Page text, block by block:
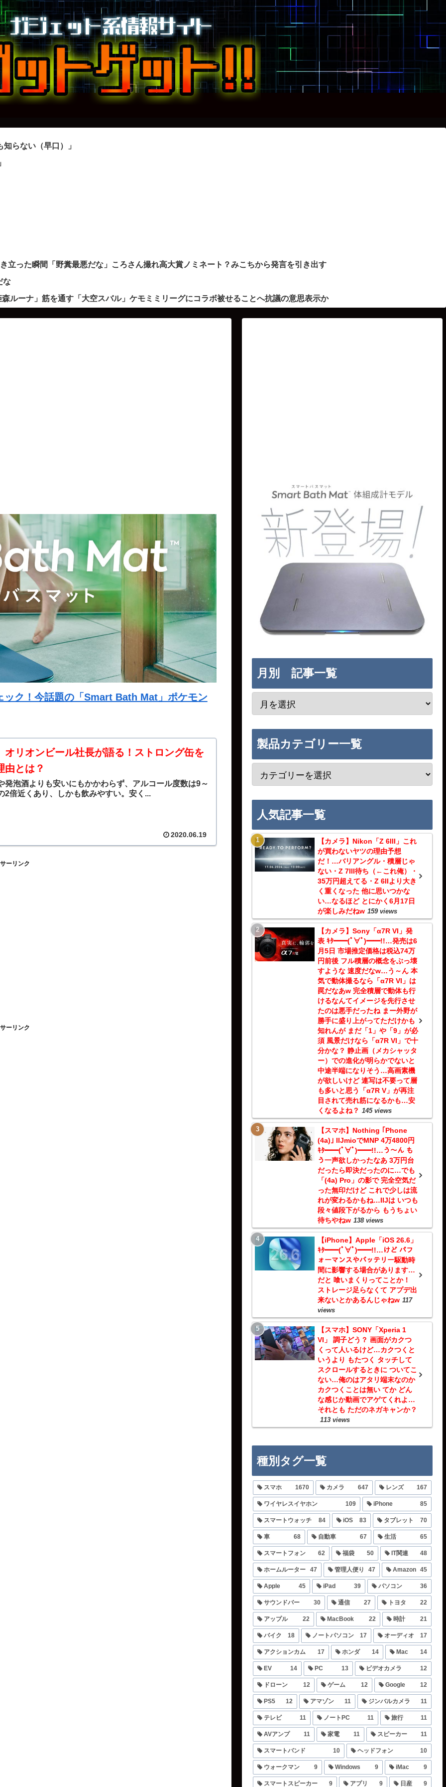
らない（早口）」
立った瞬間「野糞最悪だな」ころさん撮れ高大賞ノミネート？みこちから発言を引き出す
な
ルーナ」筋を通す「大空スバル」ケモミミリーグにコラボ被せることへ抗議の意思表示か
ク！今話題の「Smart Bath Mat」ポケモン
オリオンビール社長が語る！ストロング缶を
由とは？
泡酒よりも安いにもかかわらず、アルコール度数は9～
2倍近くあり、しかも飲みやすい。安く...
2020.06.19
ーリンク
ーリンク
月別 記事一覧
製品カテゴリー一覧
人気記事一覧
【カメラ】Nikon「Z 6III」これ
が買わないヤツの理由予想
だ！…バリアングル・積層じゃ
ない・Z 7III待ち（←これ俺）・
35万円超えてる・Z 6IIより大き
く重くなった 他に思いつかな
い…なるほど とにかく6月17日
が楽しみだねw 159 views
【カメラ】Sony「α7R VI」発
表 ｷﾀ━━(ﾟ∀ﾟ)━━!!…発売は6
月5日 市場推定価格は税込74万
円前後 フル積層の概念をぶっ壊
すような 速度だなw…う～ん 本
気で動体撮るなら「α7R VI」は
罠だなあw 完全積層で動体も行
けるなんてイメージを先行させ
たのは悪手だったね まー外野が
勝手に盛り上がってただけかも
知れんが まだ「1」や「9」が必
須 風景だけなら「α7R VI」で十
分かな？ 静止画（メカシャッタ
ー）での進化が明らかでないと
中途半端になりそう…高画素機
が欲しいけど 連写は不要って層
も多いと思う「α7R V」が再注
目されて売れ筋になるかも…安
くなるよね？ 145 views
【スマホ】Nothing ｢Phone
(4a)｣ IIJmioでMNP 4万4800円
ｷﾀ━━(ﾟ∀ﾟ)━━!!…う～ん も
う一声欲しかったなあ 3万円台
だったら即決だったのに…でも
「(4a) Pro」の影で 完全空気だ
った無印だけど これで少しは流
れが変わるかもね…IIJは いつも
段々値段下がるから もうちょい
待ちやねw 138 views
【iPhone】Apple「iOS 26.6」
ｷﾀ━━(ﾟ∀ﾟ)━━!!…けど パフ
ォーマンスやバッテリー駆動時
間に影響する場合があります…
だと 喰いまくりってことか！
ストレージ足らなくて アプデ出
来ないとかあるんじゃねw 117
views
【スマホ】SONY「Xperia 1
VI」 調子どう？ 画面がカクつ
くって人いるけど…カクつくと
いうより もたつく タッチして
スクロールするときに ついてこ
ない…俺のはアタリ端末なのか
カクつくことは無い てか どん
な感じか動画でアゲてくれよ…
それとも ただのネガキャンか？
113 views
種別タグ一覧
スマホ 1670 カメラ 647 レンズ 167
ワイヤレスイヤホン 109 iPhone 85
スマートウォッチ 84 iOS 83 タブレット 70
車 68 自動車 67 生活 65
スマートフォン 62 福袋 50 IT関連 48
ホームルーター 47 管理人便り 47 Amazon 45
Apple 45 iPad 39 パソコン 36
サウンドバー 30 通信 27 トヨタ 22
アップル 22 MacBook 22 時計 21
バイク 18 ノートパソコン 17 オーディオ 17
アクションカム 17 ホンダ 14 Mac 14
EV 14 PC 13 ビデオカメラ 12
ドローン 12 ゲーム 12 Google 12
PS5 12 アマゾン 11 ジンバルカメラ 11
テレビ 11 ノートPC 11 旅行 11
AVアンプ 11 家電 11 スピーカー 11
スマートバンド 10 ヘッドフォン 10
ウォークマン 9 Windows 9 iMac 9
スマートスピーカー 9 アプリ 9 日産 9